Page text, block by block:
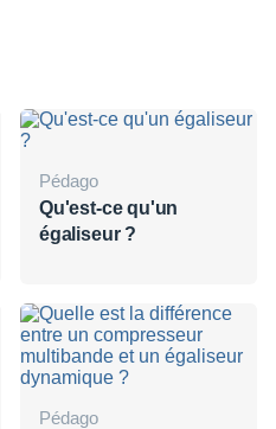
Pédago
Qu'est-ce qu'un
égaliseur ?
Pédago